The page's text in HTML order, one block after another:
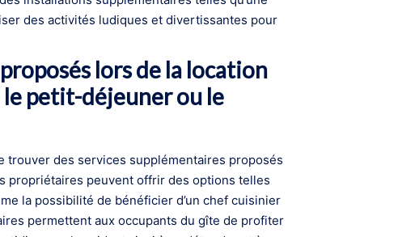
des activités ludiques et divertissantes pour
lors de la location
le petit-déjeuner ou le
trouver des services supplémentaires proposés
propriétaires peuvent offrir des options telles
la possibilité de bénéficier d’un chef cuisinier
permettent aux occupants du gîte de profiter